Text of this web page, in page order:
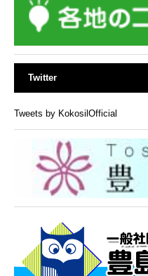
Twitter
Tweets by KokosilOfficial